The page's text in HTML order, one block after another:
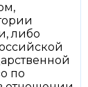
либо
по